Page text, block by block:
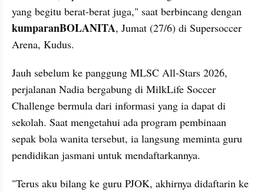
kumparanBOLANITA, Jumat (27/6) di Supersoccer
Arena, Kudus.
Jauh sebelum ke panggung MLSC All-Stars 2026,
perjalanan Nadia bergabung di MilkLife Soccer
Challenge bermula dari informasi yang ia dapat di
sekolah. Saat mengetahui ada program pembinaan
sepak bola wanita tersebut, ia langsung meminta guru
pendidikan jasmani untuk mendaftarkannya.
"Terus aku bilang ke guru PJOK, akhirnya didaftarin ke